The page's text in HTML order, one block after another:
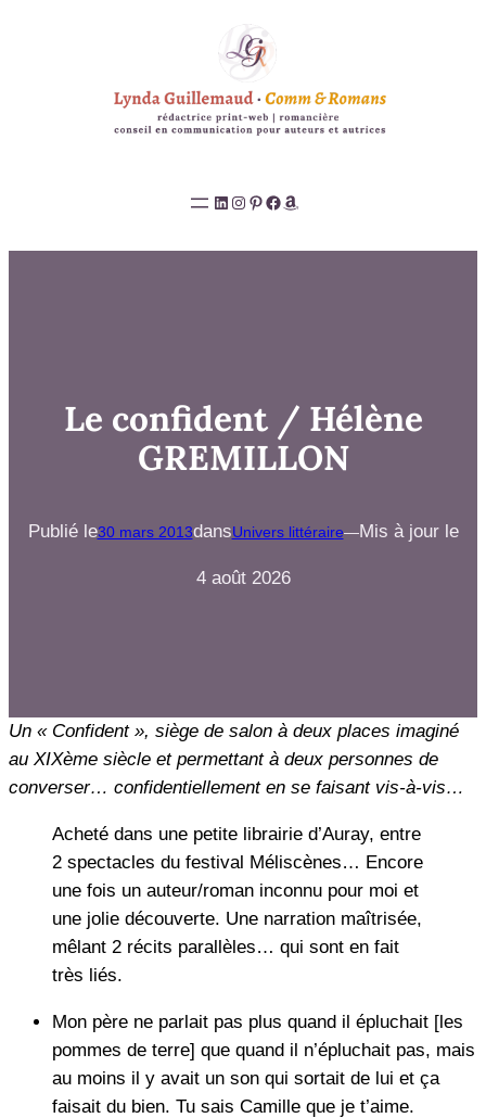
LinkedIn
Instagram
Pinterest
Facebook
Amazon
Le confident / Hélène
GREMILLON
Publié le30 mars 2013dansUnivers littéraire—Mis à jour le
4 août 2026
Un « Confident », siège de salon à deux places imaginé
au XIXème siècle et permettant à deux personnes de
converser… confidentiellement en se faisant vis-à-vis…
Acheté dans une petite librairie d’Auray, entre
2 spectacles du festival Méliscènes… Encore
une fois un auteur/roman inconnu pour moi et
une jolie découverte. Une narration maîtrisée,
mêlant 2 récits parallèles… qui sont en fait
très liés.
Mon père ne parlait pas plus quand il épluchait [les
pommes de terre] que quand il n’épluchait pas, mais
au moins il y avait un son qui sortait de lui et ça
faisait du bien. Tu sais Camille que je t’aime.